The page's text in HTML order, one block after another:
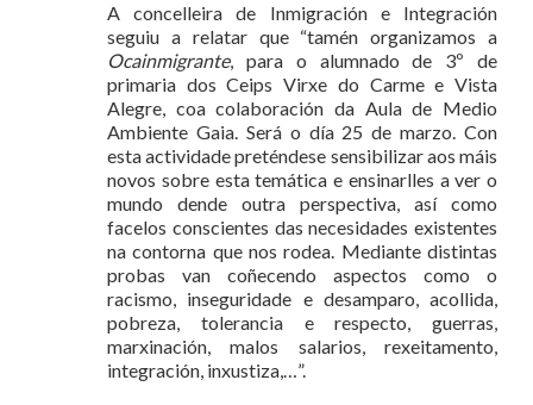
A concelleira de Inmigración e Integración
seguiu a relatar que “tamén organizamos a
Ocainmigrante, para o alumnado de 3º de
primaria dos Ceips Virxe do Carme e Vista
Alegre, coa colaboración da Aula de Medio
Ambiente Gaia. Será o día 25 de marzo. Con
esta actividade preténdese sensibilizar aos máis
novos sobre esta temática e ensinarlles a ver o
mundo dende outra perspectiva, así como
facelos conscientes das necesidades existentes
na contorna que nos rodea. Mediante distintas
probas van coñecendo aspectos como o
racismo, inseguridade e desamparo, acollida,
pobreza, tolerancia e respecto, guerras,
marxinación, malos salarios, rexeitamento,
integración, inxustiza,…”.